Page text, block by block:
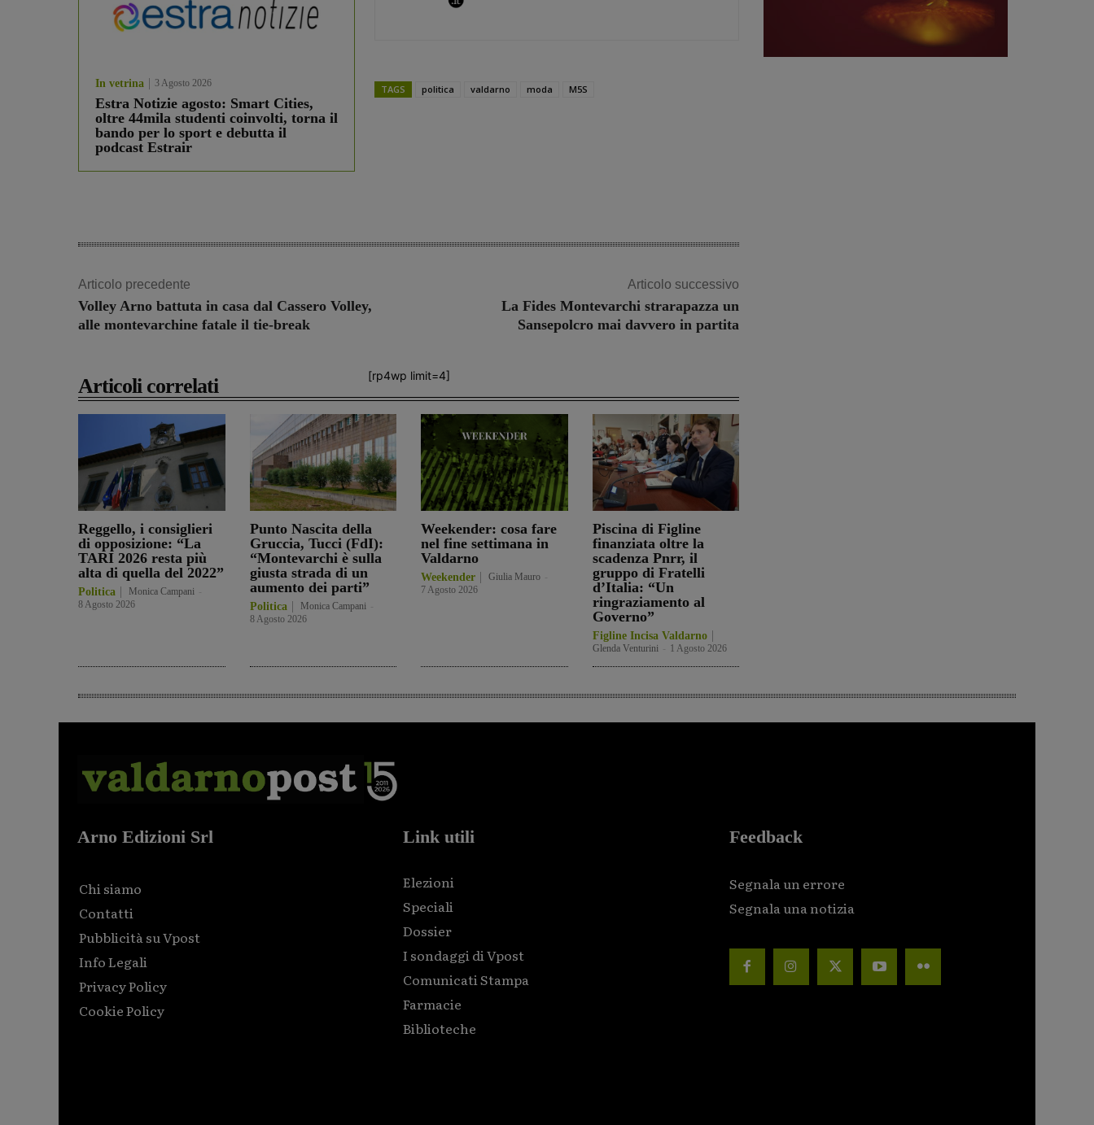
In vetrina 3 Agosto 2026
Estra Notizie agosto: Smart Cities,
oltre 44mila studenti coinvolti, torna il
bando per lo sport e debutta il
podcast Estrair
TAGS politica valdarno moda M5S
Articolo precedente
Volley Arno battuta in casa dal Cassero Volley,
alle montevarchine fatale il tie-break
Articolo successivo
La Fides Montevarchi strarapazza un
Sansepolcro mai davvero in partita
[rp4wp limit=4]
Articoli correlati
Reggello, i consiglieri
di opposizione: “La
TARI 2026 resta più
alta di quella del 2022”
Politica Monica Campani
8 Agosto 2026
Punto Nascita della
Gruccia, Tucci (FdI):
“Montevarchi è sulla
giusta strada di un
aumento dei parti”
Politica Monica Campani
8 Agosto 2026
Weekender: cosa fare
nel fine settimana in
Valdarno
Weekender Giulia Mauro
7 Agosto 2026
Piscina di Figline
finanziata oltre la
scadenza Pnrr, il
gruppo di Fratelli
d’Italia: “Un
ringraziamento al
Governo”
Figline Incisa Valdarno
Glenda Venturini 1 Agosto 2026
Arno Edizioni Srl
Chi siamo
Contatti
Pubblicità su Vpost
Info Legali
Privacy Policy
Cookie Policy
Link utili
Elezioni
Speciali
Dossier
I sondaggi di Vpost
Comunicati Stampa
Farmacie
Biblioteche
Feedback
Segnala un errore
Segnala una notizia